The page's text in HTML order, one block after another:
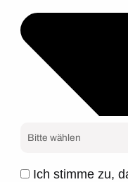
Ich stimme zu,